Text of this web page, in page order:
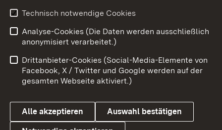
Impressum
Kontakt
Barrierefreiheit
Datenschutz
Cookies
Technisch notwendige Cookies
Analyse-Cookies (Die Daten werden ausschließlich
anonymisiert verarbeitet.)
Drittanbieter-Cookies (Social-Media-Elemente von
Facebook, X / Twitter und Google werden auf der
gesamten Webseite aktiviert.)
Alle akzeptieren Auswahl bestätigen